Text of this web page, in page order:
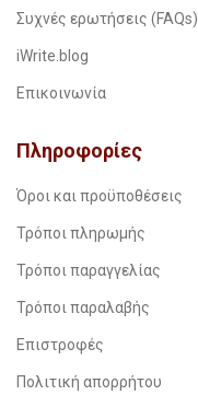
Συχνές ερωτήσεις (FAQs)
iWrite.blog
Επικοινωνία
Πληροφορίες
Όροι και προϋποθέσεις
Τρόποι πληρωμής
Τρόποι παραγγελίας
Τρόποι παραλαβής
Επιστροφές
Πολιτική απορρήτου